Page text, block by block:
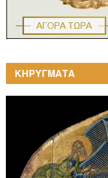
ΚΗΡΥΓΜΑΤΑ